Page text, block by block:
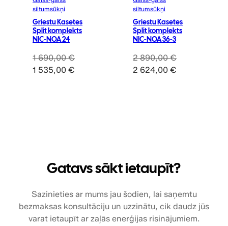
siltumsūkņi
Griestu Kasetes
Split komplekts
NIC-NOA 24
1 690,00€
Original
1 535,00 €
siltumsūkņi
Griestu Kasetes
Split komplekts
NIC-NOA 36-3
2 890,00€
Original
2 624,00 €
Gatavs sākt ietaupīt?
Sazinieties ar mums jau šodien, lai saņemtu
bezmaksas konsultāciju un uzzinātu, cik daudz jūs
varat ietaupīt ar zaļās enerģijas risinājumiem.